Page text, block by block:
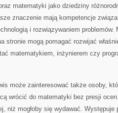
matematyki jako dziedziny
znaczenie mają kompetencje
i rozwiązywaniem problemów.
stronie mogą pomagać rozwijać
matematykiem, inżynierem czy
może zainteresować także osoby,
wrócić do matematyki bez presji
niż mogłoby się wydawać. Występuje